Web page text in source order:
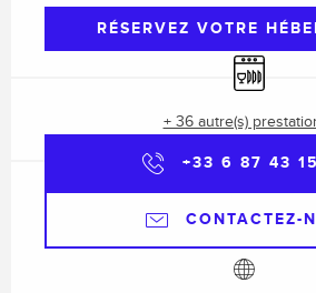
RÉSERVEZ VOTRE
Lave
+ 36 autre(s)
+33 6 87 43
CONTACTEZ-